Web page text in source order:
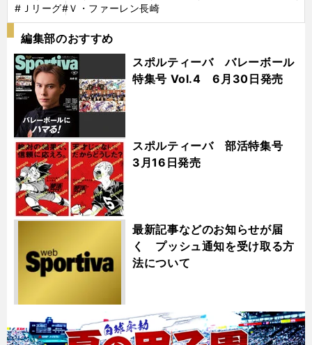
#Ｊリーグ#Ｖ・ファーレン長崎
編集部のおすすめ
スポルティーバ バレーボール
特集号 Vol.4 6月30日発売
スポルティーバ 部活特集号
3月16日発売
最新記事などのお知らせが届
く プッシュ通知を受け取る方
法について